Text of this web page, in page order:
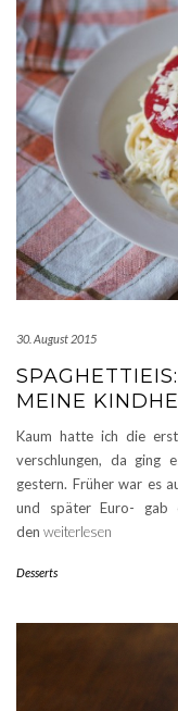
30. August 2015
MEINE
Kaum hatte ich die
verschlungen, da ging
gestern. Früher war es
und später Euro- gab
den weiterlesen
Desserts